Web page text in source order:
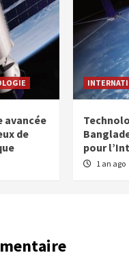
avancée
de
pour
1 an ago